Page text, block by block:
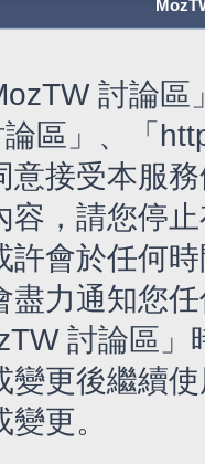
討論
論區」、「
意接受本服
容，請您停
許會於任何
盡力通知您
討論區
變更後繼續
更。